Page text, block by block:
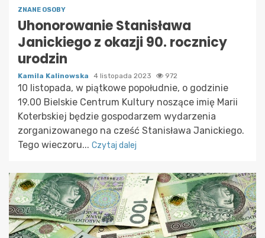
ZNANE OSOBY
Uhonorowanie Stanisława
Janickiego z okazji 90. rocznicy
urodzin
Kamila Kalinowska 4 listopada 2023 972
10 listopada, w piątkowe popołudnie, o godzinie
19.00 Bielskie Centrum Kultury noszące imię Marii
Koterbskiej będzie gospodarzem wydarzenia
zorganizowanego na cześć Stanisława Janickiego.
Tego wieczoru... Czytaj dalej